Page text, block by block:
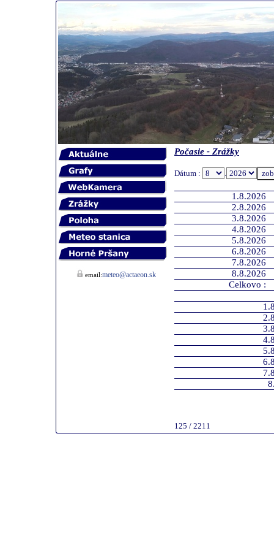
email:meteo@actaeon.sk
Počasie - Zrážky
Dátum : .
1.8.2026
2.8.2026
3.8.2026
4.8.2026
5.8.2026
6.8.2026
7.8.2026
8.8.2026
Celkovo :
125 / 2211